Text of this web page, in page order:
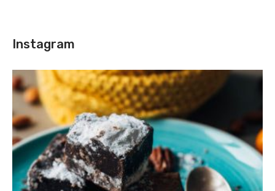
Instagram